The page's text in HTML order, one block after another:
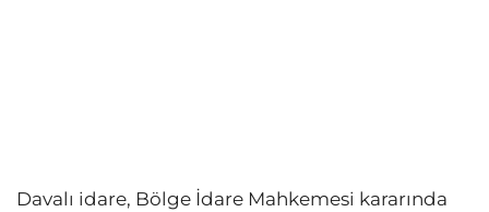
Davalı idare, Bölge İdare Mahkemesi kararında